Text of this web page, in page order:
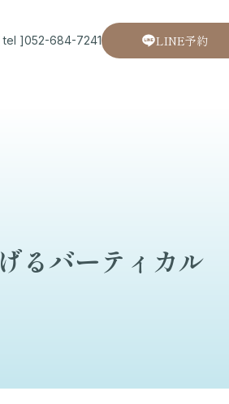
tel ]052-684-7241 LINE予約
るバーティカル